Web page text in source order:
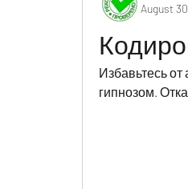
August
Избавьтесь
гипнозом.